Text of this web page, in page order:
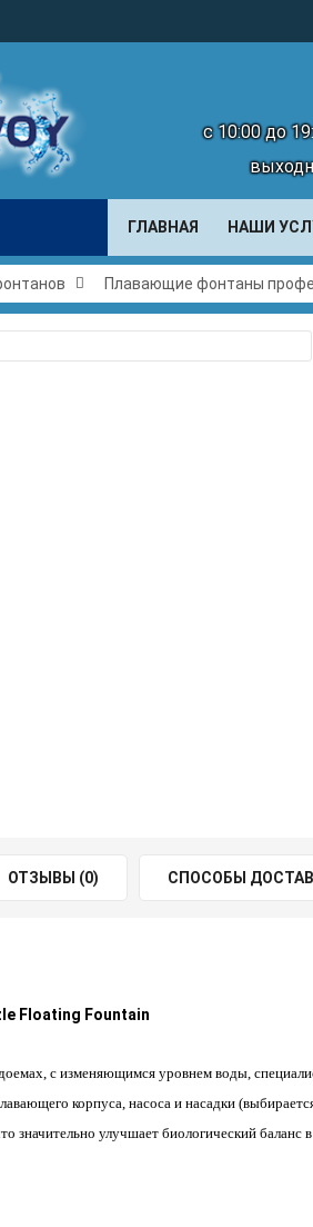
с 10:00 до
ГЛАВНАЯ НАШИ
Плавающие фонтаны
ОТЗЫВЫ (0) СПОСОБЫ
Floating Fountain
с изменяющимся уровнем воды,
корпуса, насоса и насадки
значительно улучшает биологический баланс